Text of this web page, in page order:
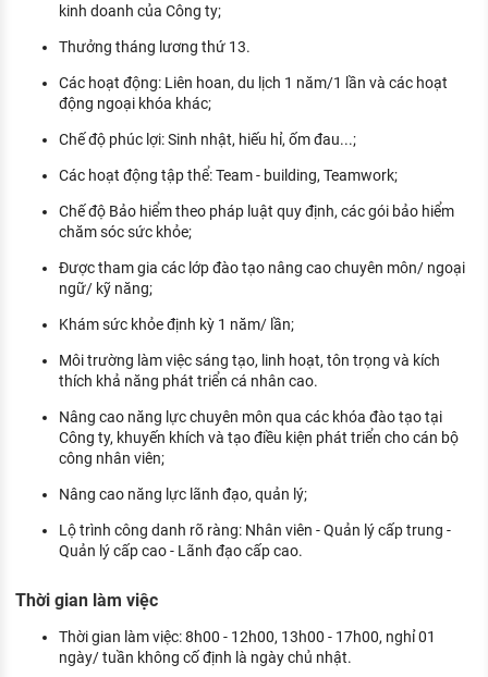
kinh doanh của Công ty;
Thưởng tháng lương thứ 13.
Các hoạt động: Liên hoan, du lịch 1 năm/1 lần và các hoạt
động ngoại khóa khác;
Chế độ phúc lợi: Sinh nhật, hiếu hỉ, ốm đau...;
Các hoạt động tập thể: Team - building, Teamwork;
Chế độ Bảo hiểm theo pháp luật quy định, các gói bảo hiểm
chăm sóc sức khỏe;
Được tham gia các lớp đào tạo nâng cao chuyên môn/ ngoại
ngữ/ kỹ năng;
Khám sức khỏe định kỳ 1 năm/ lần;
Môi trường làm việc sáng tạo, linh hoạt, tôn trọng và kích
thích khả năng phát triển cá nhân cao.
Nâng cao năng lực chuyên môn qua các khóa đào tạo tại
Công ty, khuyến khích và tạo điều kiện phát triển cho cán bộ
công nhân viên;
Nâng cao năng lực lãnh đạo, quản lý;
Lộ trình công danh rõ ràng: Nhân viên - Quản lý cấp trung -
Quản lý cấp cao - Lãnh đạo cấp cao.
Thời gian làm việc
Thời gian làm việc: 8h00 - 12h00, 13h00 - 17h00, nghỉ 01
ngày/ tuần không cố định là ngày chủ nhật.